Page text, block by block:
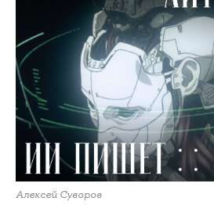
Алексей Суворов